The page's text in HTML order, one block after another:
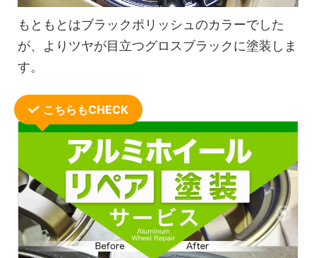
もともとはブラックポリッシュのカラーでした
が、よりツヤが目立つグロスブラックに塗装しま
す。
こちらもCHECK